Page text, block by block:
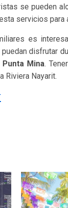
se pueden
servicios
es
disfrutar
Mina.
Riviera Nayarit.